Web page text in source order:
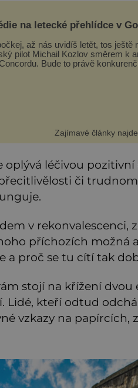
na letecké přehlídce v
až nás uvidíš letět, tos ještě
pilot Michail Kozlov směrem k
Bude to právě
Zajímavé články
oplývá léčivou
či
v rekonvalescenci,
příchozích možná
a proč se tu cítí tak
stojí na křížení dvou
Lidé, kteří odtud
vzkazy na papírcích,